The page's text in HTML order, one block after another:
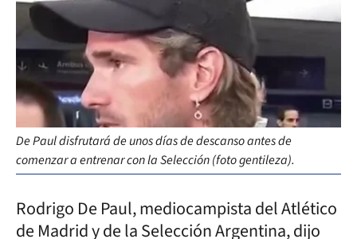
De Paul disfrutará de unos días de descanso antes de
comenzar a entrenar con la Selección (foto gentileza).
Rodrigo De Paul, mediocampista del Atlético
de Madrid y de la Selección Argentina, dijo